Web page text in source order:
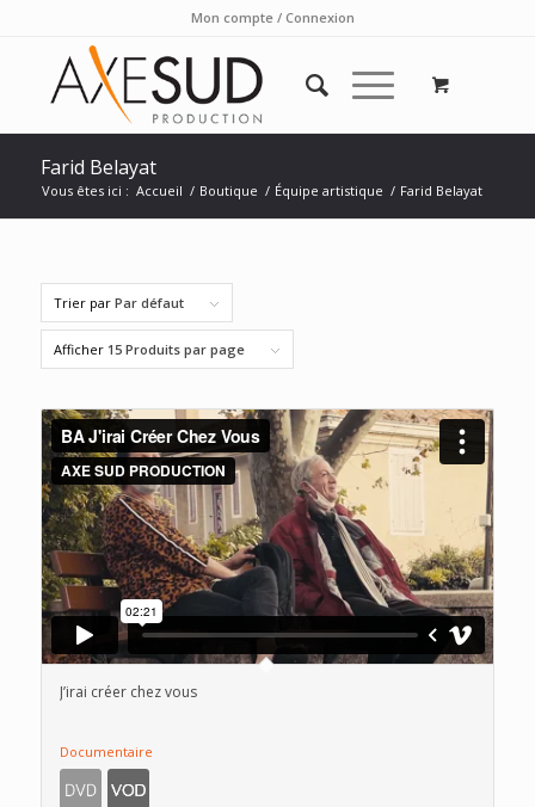
Mon compte / Connexion
Farid Belayat
Vous êtes ici : Accueil / Boutique / Équipe artistique / Farid Belayat
Trier par Par défaut
Afficher 15 Produits par page
J’irai créer chez vous
Documentaire